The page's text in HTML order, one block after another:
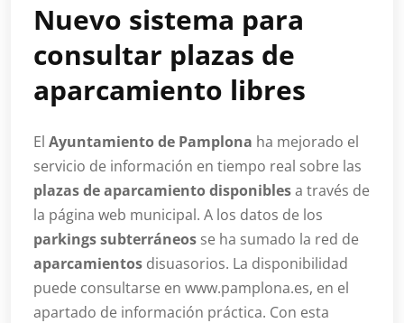
Nuevo sistema para
consultar plazas de
aparcamiento libres
El Ayuntamiento de Pamplona ha mejorado el
servicio de información en tiempo real sobre las
plazas de aparcamiento disponiblesa través de
la página web municipal. A los datos de los
parkings subterráneos se ha sumado la red de
aparcamientos disuasorios. La disponibilidad
puede consultarse en www.pamplona.es, en el
apartado de información práctica. Con esta